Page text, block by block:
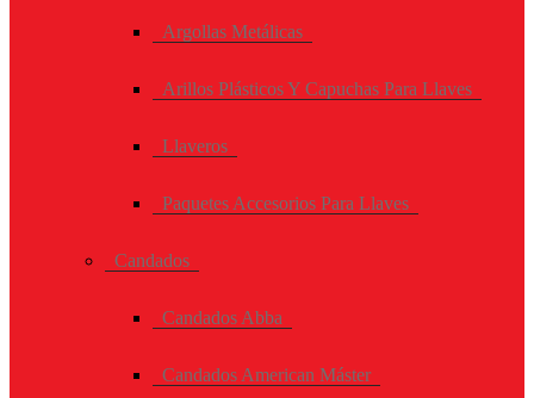
Argollas Metálicas
Arillos Plásticos Y Capuchas Para Llaves
Llaveros
Paquetes Accesorios Para Llaves
Candados
Candados Abba
Candados American Máster